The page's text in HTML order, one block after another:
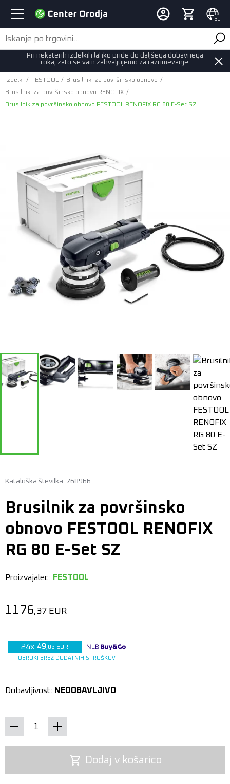
SL
Pri nekaterih izdelkih lahko pride do daljšega dobavnega
roka, zato se vam zahvaljujemo za razumevanje.
Izdelki / FESTOOL / Brusilniki za površinsko obnovo /
Brusilniki za površinsko obnovo RENOFIX /
Brusilnik za površinsko obnovo FESTOOL RENOFIX RG 80 E-Set SZ
Kataloška številka: 768966
Brusilnik za površinsko
obnovo FESTOOL RENOFIX
RG 80 E-Set SZ
Proizvajalec: FESTOOL
1176,37 EUR
24x 49,02 EUR
OBROKI BREZ DODATNIH STROŠKOV
Dobavljivost: NEDOBAVLJIVO
Dodaj v košarico